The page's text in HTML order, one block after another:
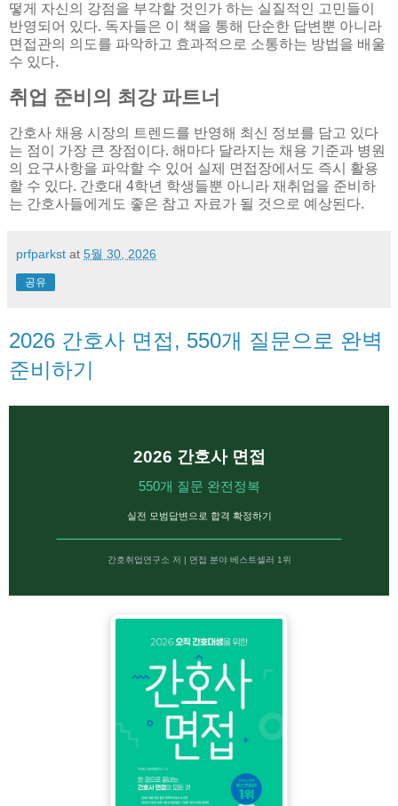
떻게 자신의 강점을 부각할 것인가 하는 실질적인 고민들이
반영되어 있다. 독자들은 이 책을 통해 단순한 답변뿐 아니라
면접관의 의도를 파악하고 효과적으로 소통하는 방법을 배울
수 있다.
취업 준비의 최강 파트너
간호사 채용 시장의 트렌드를 반영해 최신 정보를 담고 있다
는 점이 가장 큰 장점이다. 해마다 달라지는 채용 기준과 병원
의 요구사항을 파악할 수 있어 실제 면접장에서도 즉시 활용
할 수 있다. 간호대 4학년 학생들뿐 아니라 재취업을 준비하
는 간호사들에게도 좋은 참고 자료가 될 것으로 예상된다.
prfparkst at 5월 30, 2026
공유
2026 간호사 면접, 550개 질문으로 완벽
준비하기
2026 간호사 면접
550개 질문 완전정복
실전 모범답변으로 합격 확정하기
간호취업연구소 저 | 면접 분야 베스트셀러 1위